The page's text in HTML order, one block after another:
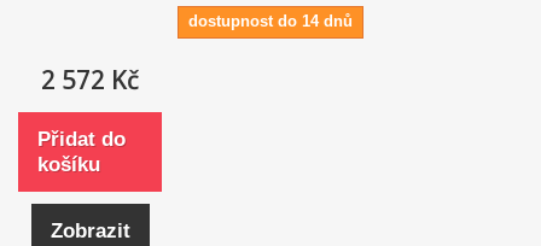
dostupnost do 14 dnů
2 572 Kč
Přidat do
košíku
Zobrazit